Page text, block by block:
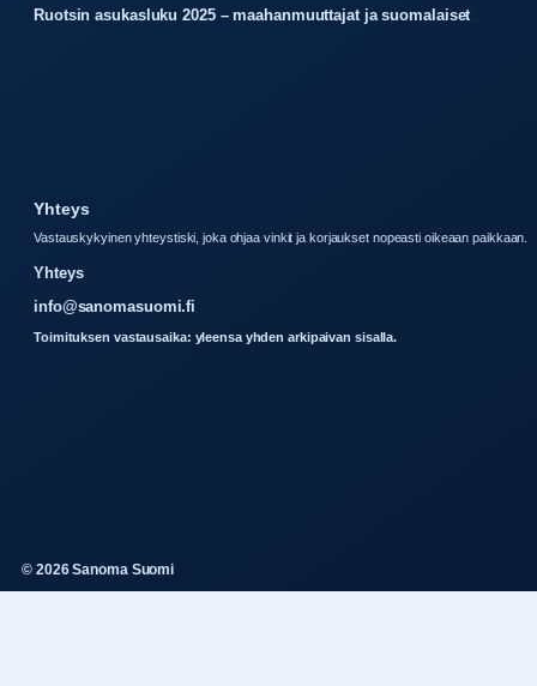
Ruotsin asukasluku 2025 – maahanmuuttajat ja suomalaiset
Yhteys
Vastauskykyinen yhteystiski, joka ohjaa vinkit ja korjaukset nopeasti oikeaan paikkaan.
Yhteys
info@sanomasuomi.fi
Toimituksen vastausaika: yleensa yhden arkipaivan sisalla.
© 2026 Sanoma Suomi